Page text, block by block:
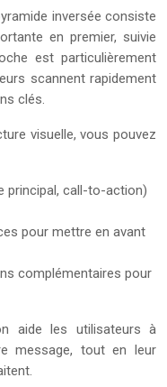
inversée consiste
en premier, suivie
est particulièrement
scannent rapidement
clés.
visuelle, vous pouvez
principal, call-to-action)
pour mettre en avant
complémentaires pour
aide les utilisateurs à
message, tout en leur